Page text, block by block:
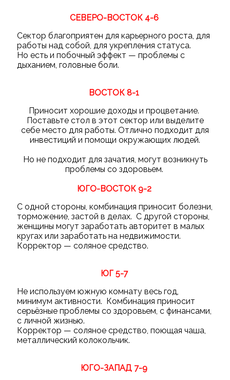
СЕВЕРО-ВОСТОК 4-6
Сектор благоприятен для карьерного роста, для
работы над собой, для укрепления статуса.
Но есть и побочный эффект — проблемы с
дыханием, головные боли.
ВОСТОК 8-1
Приносит хорошие доходы и процветание.
Поставьте стол в этот сектор или выделите
себе место для работы. Отлично подходит для
инвестиций и помощи окружающих людей.
Но не подходит для зачатия, могут возникнуть
проблемы со здоровьем.
ЮГО-ВОСТОК 9-2
С одной стороны, комбинация приносит болезни,
торможение, застой в делах. С другой стороны,
женщины могут заработать авторитет в малых
кругах или заработать на недвижимости.
Корректор — соляное средство.
ЮГ 5-7
Не используем южную комнату весь год,
минимум активности. Комбинация приносит
серьёзные проблемы со здоровьем, с финансами,
с личной жизнью.
Корректор — соляное средство, поющая чаша,
металлический колокольчик.
ЮГО-ЗАПАД 7-9